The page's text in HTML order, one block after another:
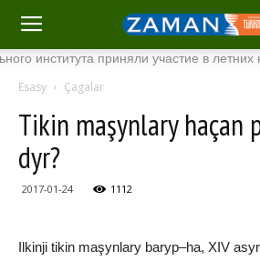
приняли участие в летних
Esasy Çagalar
Ti­kin ma­şyn­la­ry ha­çan
dyr?
2017-01-24 1112
Il­kin­ji ti­kin ma­şyn­la­ry ba­ryp–­ha, XIV